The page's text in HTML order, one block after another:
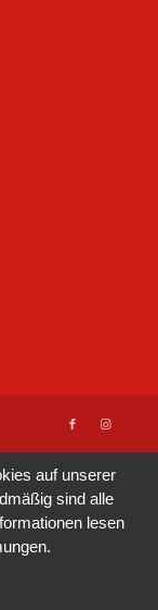
auf unserer
sind alle
lesen
.